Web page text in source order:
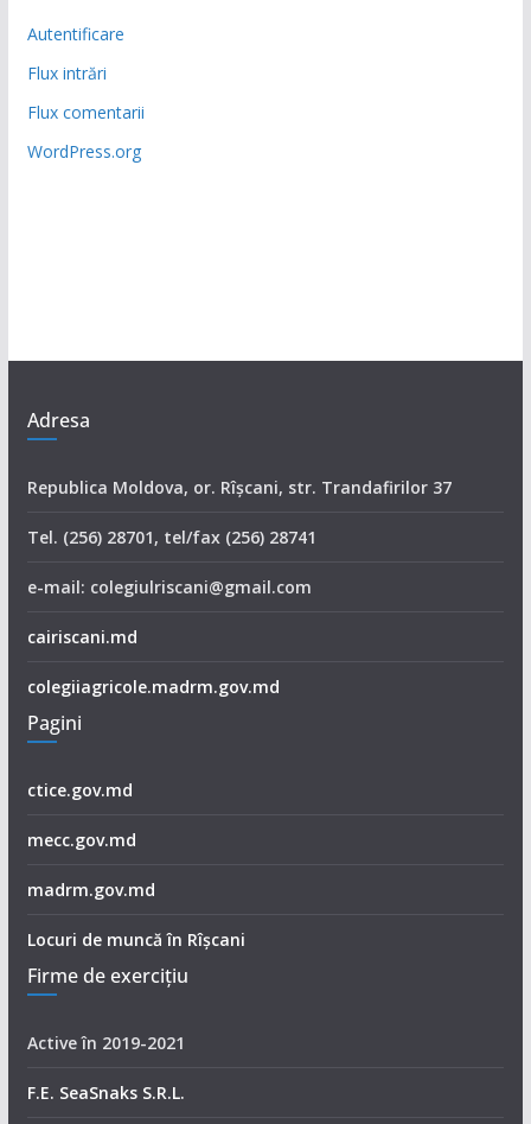
Autentificare
Flux intrări
Flux comentarii
WordPress.org
Adresa
Republica Moldova, or. Rîşcani, str. Trandafirilor 37
Tel. (256) 28701, tel/fax (256) 28741
e-mail: colegiulriscani@gmail.com
cairiscani.md
colegiiagricole.madrm.gov.md
Pagini
ctice.gov.md
mecc.gov.md
madrm.gov.md
Locuri de muncă în Rîșcani
Firme de exerciţiu
Active în 2019-2021
F.E. SeaSnaks S.R.L.